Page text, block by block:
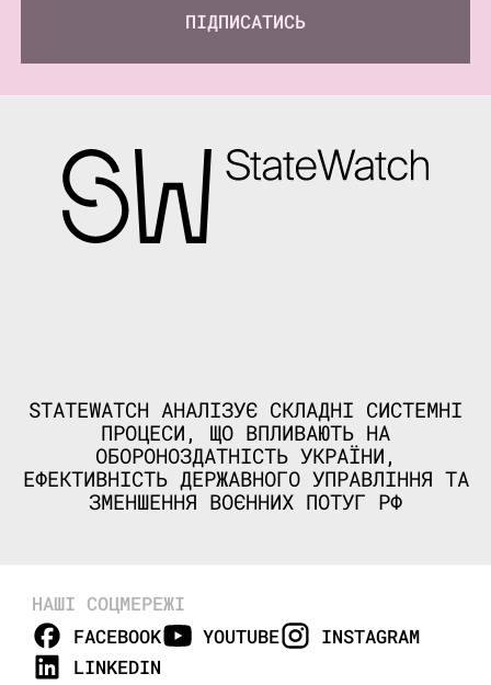
ПІДПИСАТИСЬ
STATEWATCH АНАЛІЗУЄ СКЛАДНІ СИСТЕМНІ
ПРОЦЕСИ, ЩО ВПЛИВАЮТЬ НА
ОБОРОНОЗДАТНІСТЬ УКРАЇНИ,
ЕФЕКТИВНІСТЬ ДЕРЖАВНОГО УПРАВЛІННЯ ТА
ЗМЕНШЕННЯ ВОЄННИХ ПОТУГ РФ
НАШІ СОЦМЕРЕЖІ
FACEBOOK
YOUTUBE
INSTAGRAM
LINKEDIN